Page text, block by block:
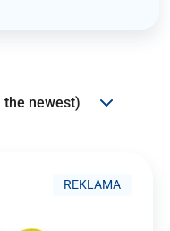
REKLAMA